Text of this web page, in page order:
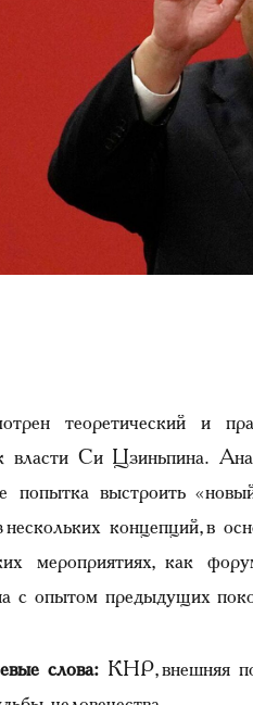
теоретический и
власти Си Цзиньпина.
попытка выстроить
нескольких концепций, в
мероприятиях, как
с опытом предыдущих
слова: КНР, внешняя